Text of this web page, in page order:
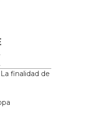
finalidad de